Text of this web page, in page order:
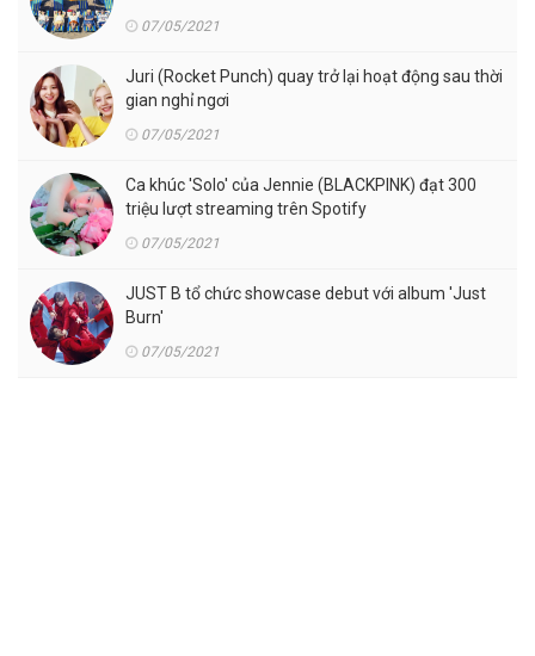
07/05/2021
Juri (Rocket Punch) quay trở lại hoạt động sau thời
gian nghỉ ngơi
07/05/2021
Ca khúc 'Solo' của Jennie (BLACKPINK) đạt 300
triệu lượt streaming trên Spotify
07/05/2021
JUST B tổ chức showcase debut với album 'Just
Burn'
07/05/2021